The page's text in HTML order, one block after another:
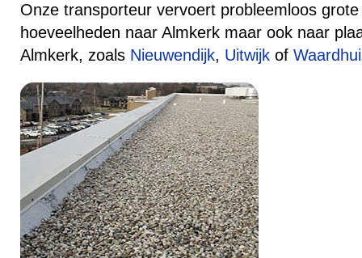
Onze transporteur vervoert probleemloos
hoeveelheden naar Almkerk maar ook naar
Almkerk, zoals Nieuwendijk, Uitwijk of